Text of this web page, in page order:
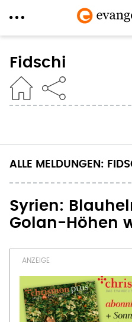
zum
Inhalt
Fidschi
ALLE MELDUNGEN:
Syrien:
Golan-Höhen